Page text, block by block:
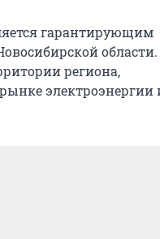
гарантирующим
области.
региона,
электроэнергии